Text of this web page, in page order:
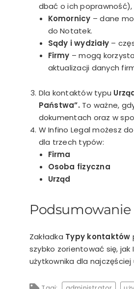
dbać o ich poprawność),
Komornicy – dane
do Notatek.
Sądy i wydziały –
Firmy – mogą
aktualizacji danych
Dla kontaktów typu
Państwa”. To ważne,
dokumentach oraz w
W Infino Legal możesz
dla trzech typów:
Firma
Osoba fizyczna
Urząd
Podsumowanie
Zakładka Typy kontaktów
szybko zorientować się,
użytkownika dla